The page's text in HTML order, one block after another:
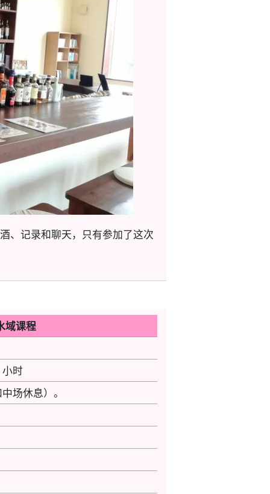
、记录和聊天，只有参加了这次
域课程
时
场休息）。